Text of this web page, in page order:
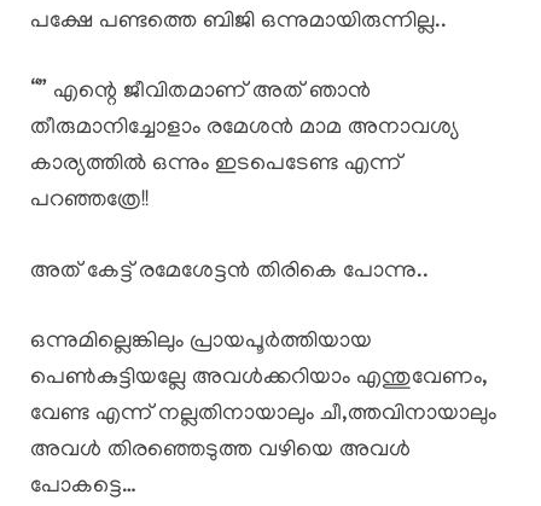
പക്ഷേ പണ്ടത്തെ ബിജി ഒന്നുമായിരുന്നില്ല..
“” എന്റെ ജീവിതമാണ് അത് ഞാൻ
തീരുമാനിച്ചോളാം രമേശൻ മാമ അനാവശ്യ
കാര്യത്തിൽ ഒന്നും ഇടപെടേണ്ട എന്ന്
പറഞ്ഞത്രേ!!
അത് കേട്ട് രമേശേട്ടൻ തിരികെ പോന്നു..
ഒന്നുമില്ലെങ്കിലും പ്രായപൂർത്തിയായ
പെൺകുട്ടിയല്ലേ അവൾക്കറിയാം എന്തുവേണം,
വേണ്ട എന്ന് നല്ലതിനായാലും ചീ,ത്തവിനായാലും
അവൾ തിരഞ്ഞെടുത്ത വഴിയെ അവൾ
പോകട്ടെ…